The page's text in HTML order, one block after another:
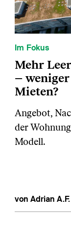
Im Fokus
Mehr
–
Mieten?
Angebot,
der
Modell.
von Adrian